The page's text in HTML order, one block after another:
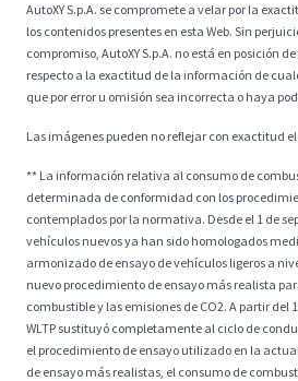
AutoXY S.p.A. se compromete a velar por la
los contenidos presentes en esta Web. Sin
compromiso, AutoXY S.p.A. no está en posición
respecto a la exactitud de la información de
que por error u omisión sea incorrecta o haya
Las imágenes pueden no reflejar con exactitud
** La información relativa al consumo de
determinada de conformidad con los
contemplados por la normativa. Desde el 1 de
vehículos nuevos ya han sido homologados
armonizado de ensayo de vehículos ligeros a
nuevo procedimiento de ensayo más realista
combustible y las emisiones de CO2. A partir del
WLTP sustituyó completamente al ciclo de
el procedimiento de ensayo utilizado en la
de ensayo más realistas, el consumo de